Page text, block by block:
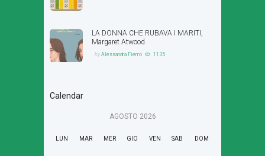
LA DONNA CHE RUBAVA I MARITI,
Margaret Atwood
byAlessandra Fierro 1135
Calendar
AGOSTO 2026
LUN MAR MER GIO VEN SAB DOM